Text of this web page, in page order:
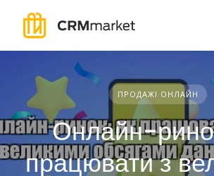
content
ПРОДАЖІ ОНЛАЙН
Онлайн-
працювати з